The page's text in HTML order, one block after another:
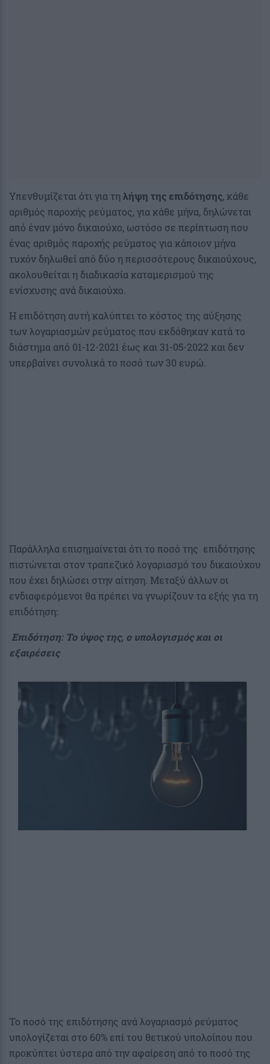
Υπενθυμίζεται ότι για τη λήψη της επιδότησης, κάθε
αριθμός παροχής ρεύματος, για κάθε μήνα, δηλώνεται
από έναν μόνο δικαιούχο, ωστόσο σε περίπτωση που
ένας αριθμός παροχής ρεύματος για κάποιον μήνα
τυχόν δηλωθεί από δύο η περισσότερους δικαιούχους,
ακολουθείται η διαδικασία καταμερισμού της
ενίσχυσης ανά δικαιούχο.
Η επιδότηση αυτή καλύπτει το κόστος της αύξησης
των λογαριασμών ρεύματος που εκδόθηκαν κατά το
διάστημα από 01-12-2021 έως και 31-05-2022 και δεν
υπερβαίνει συνολικά το ποσό των 30 ευρώ.
Παράλληλα επισημαίνεται ότι το ποσό της επιδότησης
πιστώνεται στον τραπεζικό λογαριασμό του δικαιούχου
που έχει δηλώσει στην αίτηση. Μεταξύ άλλων οι
ενδιαφερόμενοι θα πρέπει να γνωρίζουν τα εξής για τη
επιδότηση:
Επιδότηση: Το ύψος της, ο υπολογισμός και οι
εξαιρέσεις
Το ποσό της επιδότησης ανά λογαριασμό ρεύματος
υπολογίζεται στο 60% επί του θετικού υπολοίπου που
προκύπτει ύστερα από την αφαίρεση από το ποσό της